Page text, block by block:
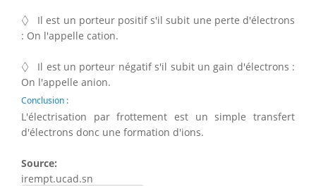
◊
◊
Il est un porteur positif s'il subit une perte d'électrons
: On l'appelle cation.
◊
◊
Il est un porteur négatif s'il subit un gain d'électrons :
On l'appelle anion.
Conclusion :
L'électrisation par frottement est un simple transfert
d'électrons donc une formation d'ions.
Source:
irempt.ucad.sn